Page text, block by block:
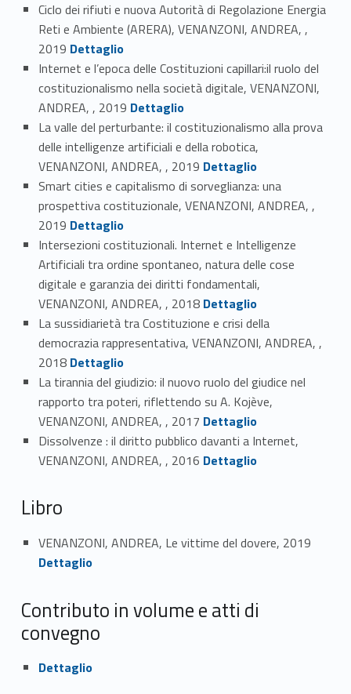
Ciclo dei rifiuti e nuova Autorità di Regolazione Energia
Reti e Ambiente (ARERA), VENANZONI, ANDREA, ,
2019 Link identifier #identifier_person_52235-4Dettaglio
Internet e l’epoca delle Costituzioni capillari:il ruolo del
costituzionalismo nella società digitale, VENANZONI,
ANDREA, , 2019 Link identifier #identifier_person_150357-5Dettaglio
La valle del perturbante: il costituzionalismo alla prova
delle intelligenze artificiali e della robotica,
VENANZONI, ANDREA, , 2019 Link identifier #identifier_person_42890-6Dettaglio
Smart cities e capitalismo di sorveglianza: una
prospettiva costituzionale, VENANZONI, ANDREA, ,
2019 Link identifier #identifier_person_183875-7Dettaglio
Intersezioni costituzionali. Internet e Intelligenze
Artificiali tra ordine spontaneo, natura delle cose
digitale e garanzia dei diritti fondamentali,
VENANZONI, ANDREA, , 2018Link identifier #identifier_person_184532-8Dettaglio
La sussidiarietà tra Costituzione e crisi della
democrazia rappresentativa, VENANZONI, ANDREA, ,
2018Link identifier #identifier_person_198447-9Dettaglio
La tirannia del giudizio: il nuovo ruolo del giudice nel
rapporto tra poteri, riflettendo su A. Kojève,
VENANZONI, ANDREA, , 2017 Link identifier #identifier_person_44875-10
Dettaglio
Dissolvenze : il diritto pubblico davanti a Internet,
VENANZONI, ANDREA, , 2016 Link identifier #identifier_person_97853-11
Dettaglio
Libro
VENANZONI, ANDREA, Le vittime del dovere, 2019
Dettaglio
Contributo in volume e atti di
convegno
Link identifier #identifier_person_29850-13
Dettaglio